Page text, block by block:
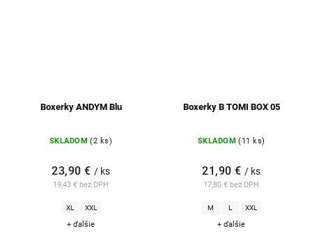
Boxerky ANDYM Blu
SKLADOM (2 ks)
19,43 € bez DPH
23,90 € / ks
XL XXL
+ ďalšie
Boxerky B TOMI BOX 05
SKLADOM (11 ks)
17,80 € bez DPH
21,90 € / ks
M L XXL
+ ďalšie